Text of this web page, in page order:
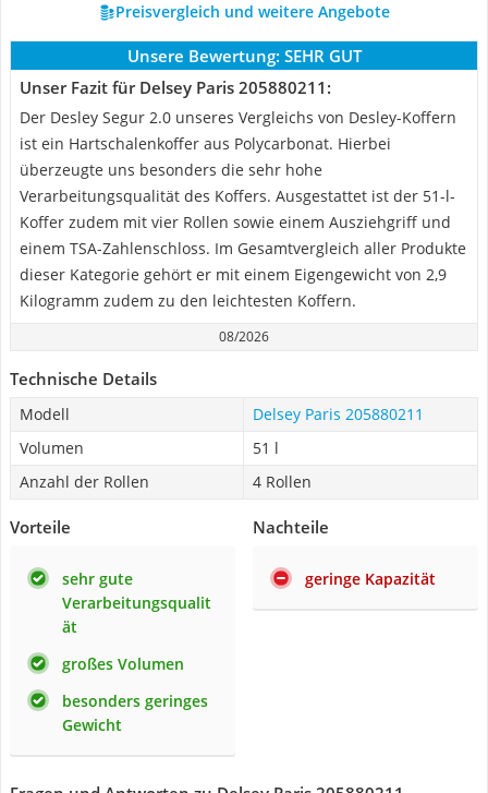
Preisvergleich und weitere Angebote
Unsere Bewertung: SEHR GUT
Unser Fazit für Delsey Paris 205880211:
Der Desley Segur 2.0 unseres Vergleichs von Desley-Koffern
ist ein Hartschalenkoffer aus Polycarbonat. Hierbei
überzeugte uns besonders die sehr hohe
Verarbeitungsqualität des Koffers. Ausgestattet ist der 51-l-
Koffer zudem mit vier Rollen sowie einem Ausziehgriff und
einem TSA-Zahlenschloss. Im Gesamtvergleich aller Produkte
dieser Kategorie gehört er mit einem Eigengewicht von 2,9
Kilogramm zudem zu den leichtesten Koffern.
08/2026
Technische Details
Modell
Delsey Paris 205880211
Volumen
51 l
Anzahl der Rollen
4 Rollen
Vorteile
sehr gute
Verarbeitungsqualit
ät
großes Volumen
besonders geringes
Gewicht
Nachteile
geringe Kapazität